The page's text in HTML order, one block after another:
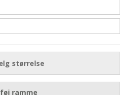
størrelse
ramme